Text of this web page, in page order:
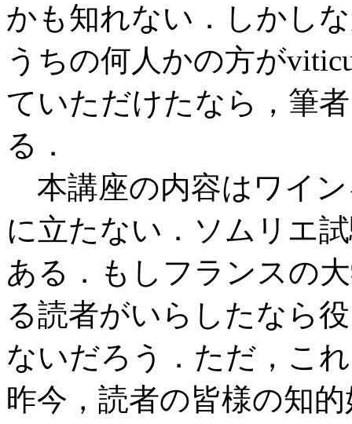
かも知れない．しかし
うちの何人かの方が
ていただけたなら，筆
る．
本講座の内容はワイ
に立たない．ソムリエ
ある．もしフランスの
る読者がいらしたなら
ないだろう．ただ，こ
昨今，読者の皆様の知